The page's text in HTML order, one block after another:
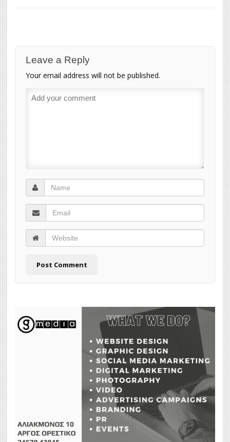
Leave a Reply
Your email address will not be published.